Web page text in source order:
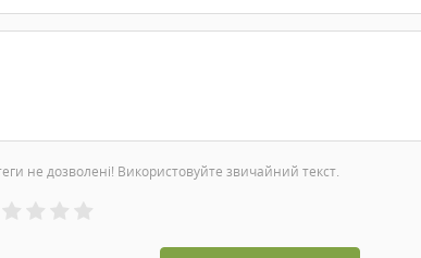
не дозволені! Використовуйте звичайний текст.